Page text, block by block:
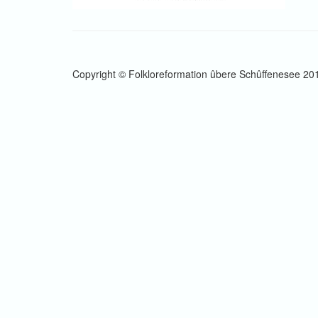
Copyright © Folkloreformation ûbere Schûffenesee